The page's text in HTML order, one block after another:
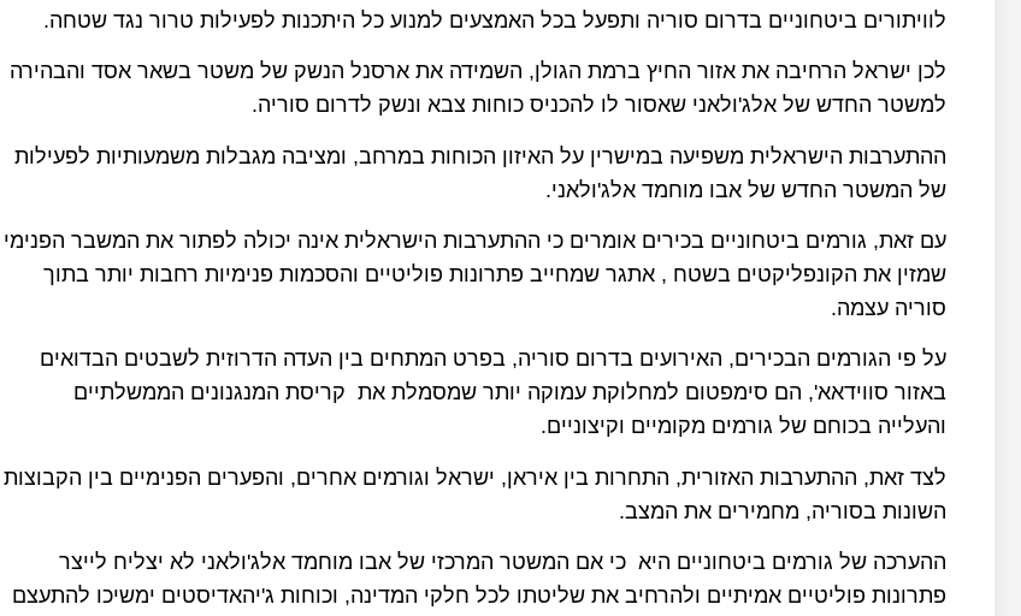
לוויתורים ביטחוניים בדרום סוריה ותפעל בכל האמצעים למנוע כל היתכנות לפעילות טרור נגד שטחה.
לכן ישראל הרחיבה את אזור החיץ ברמת הגולן, השמידה את ארסנל הנשק של משטר בשאר אסד והבהירה
למשטר החדש של אלג'ולאני שאסור לו להכניס כוחות צבא ונשק לדרום סוריה.
ההתערבות הישראלית משפיעה במישרין על האיזון הכוחות במרחב, ומציבה מגבלות משמעותיות לפעילות
של המשטר החדש של אבו מוחמד אלג'ולאני.
עם זאת, גורמים ביטחוניים בכירים אומרים כי ההתערבות הישראלית אינה יכולה לפתור את המשבר הפנימי
שמזין את הקונפליקטים בשטח , אתגר שמחייב פתרונות פוליטיים והסכמות פנימיות רחבות יותר בתוך
סוריה עצמה.
על פי הגורמים הבכירים, האירועים בדרום סוריה, בפרט המתחים בין העדה הדרוזית לשבטים הבדואים
באזור סווידאא', הם סימפטום למחלוקת עמוקה יותר שמסמלת את קריסת המנגנונים הממשלתיים
והעלייה בכוחם של גורמים מקומיים וקיצוניים.
לצד זאת, ההתערבות האזורית, התחרות בין איראן, ישראל וגורמים אחרים, והפערים הפנימיים בין הקבוצות
השונות בסוריה, מחמירים את המצב.
ההערכה של גורמים ביטחוניים היא כי אם המשטר המרכזי של אבו מוחמד אלג'ולאני לא יצליח לייצר
פתרונות פוליטיים אמיתיים ולהרחיב את שליטתו לכל חלקי המדינה, וכוחות ג'יהאדיסטים ימשיכו להתעצם